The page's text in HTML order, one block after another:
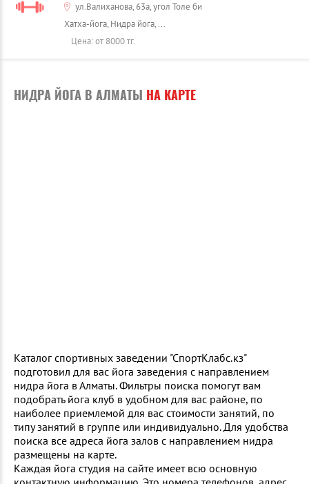
ул.Валиханова, 63а, угол Толе би
Хатха-йога, Нидра йога, ...
Цена: от 8000 тг.
НИДРА ЙОГА В АЛМАТЫ НА КАРТЕ
Каталог спортивных заведении "СпортКлабс.кз"
подготовил для вас йога заведения с направлением
нидра йога в Алматы. Фильтры поиска помогут вам
подобрать йога клуб в удобном для вас районе, по
наиболее приемлемой для вас стоимости занятий, по
типу занятий в группе или индивидуально. Для удобства
поиска все адреса йога залов с направлением нидра
размещены на карте.
Каждая йога студия на сайте имеет всю основную